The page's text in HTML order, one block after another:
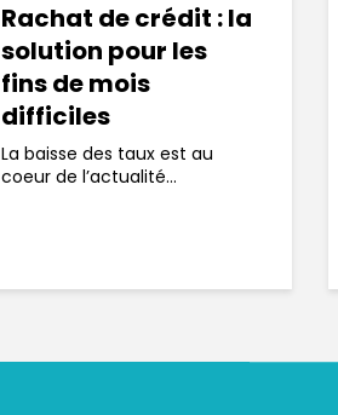
Rachat de crédit : la
solution pour les
fins de mois
difficiles
La baisse des taux est au
coeur de l’actualité...